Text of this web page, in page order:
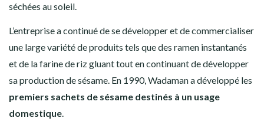
séchées au soleil.
L’entreprise a continué de se développer et de commercialiser
une large variété de produits tels que des ramen instantanés
et de la farine de riz gluant tout en continuant de développer
sa production de sésame. En 1990, Wadaman a développé les
premiers sachets de sésame destinés à un usage
domestique.